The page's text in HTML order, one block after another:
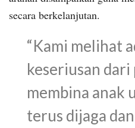
secara berkelanjutan.
“Kami melihat
keseriusan dari
membina anak
terus dijaga